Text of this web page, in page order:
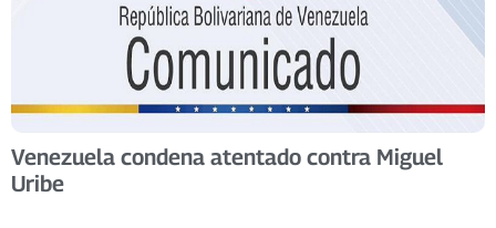
Venezuela condena atentado contra Miguel
Uribe